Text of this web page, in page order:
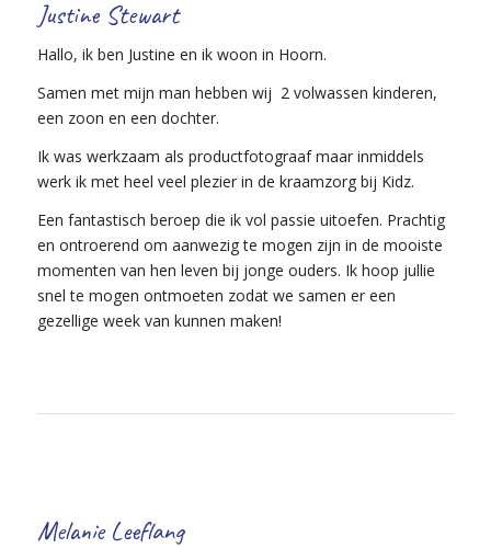
Justine Stewart
Hallo, ik ben Justine en ik woon in Hoorn.
Samen met mijn man hebben wij 2 volwassen kinderen,
een zoon en een dochter.
Ik was werkzaam als productfotograaf maar inmiddels
werk ik met heel veel plezier in de kraamzorg bij Kidz.
Een fantastisch beroep die ik vol passie uitoefen. Prachtig
en ontroerend om aanwezig te mogen zijn in de mooiste
momenten van hen leven bij jonge ouders. Ik hoop jullie
snel te mogen ontmoeten zodat we samen er een
gezellige week van kunnen maken!
Melanie Leeflang